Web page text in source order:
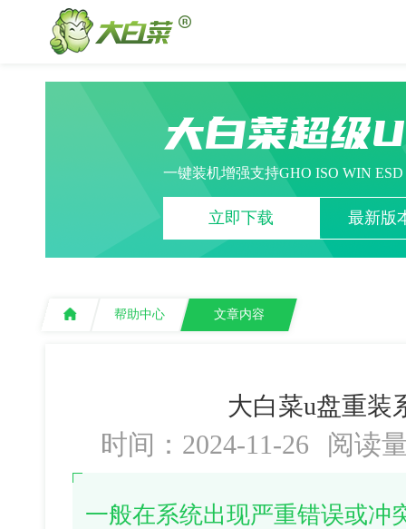
大白菜超级
一键装机增强支持GHO ISO WIN
立即下载 最新版
帮助中心 文章内容
大白菜u盘重装
时间：2024-11-26 阅读
一般在系统出现严重错误或冲